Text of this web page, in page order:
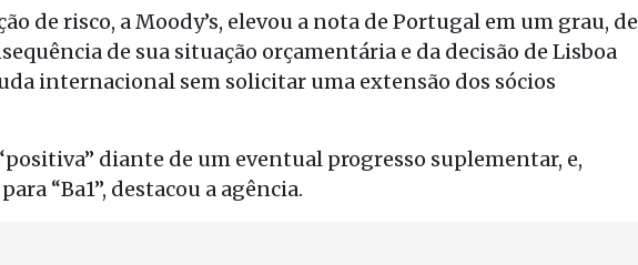
de risco, a Moody’s, elevou a nota de Portugal em um grau, de
de sua situação orçamentária e da decisão de Lisboa
internacional sem solicitar uma extensão dos sócios
diante de um eventual progresso suplementar, e,
“Ba1”, destacou a agência.